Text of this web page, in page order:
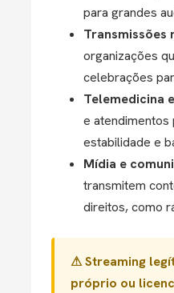
para grandes
Transmissões
organizações
celebrações
Telemedicina
e atendimentos
estabilidade e
Mídia e
transmitem
direitos, como
⚠ Streaming
próprio ou